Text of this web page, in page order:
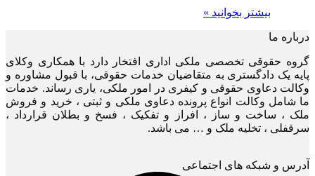
بیشتر بخوانید »
درباره ما
گروه حقوقی تخصصی ملکی اداری افتخار دارد با همکاری وکلای
پایه یک دادگستری به متقاضیان خدمات حقوقی، با قبول مشاوره و
وکالت دعاوی حقوقی و کیفری در امور ملکی، یاری رساند. خدمات
ما شامل وکالت انواع پرونده دعاوی ملکی و ثبتی ، خرید و فروش
ملک ، ساخت و ساز ، افراز و تفکیک ، فسخ و بطلان قرارداد ،
سرقفلی ، تخلیه ملک و … می باشد.
آدرس و شبکه های اجتماعی